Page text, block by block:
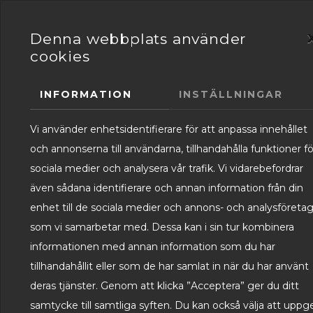
HEM
Denna webbplats använder
cookies
INFORMATION INSTÄLLNINGAR
Vi använder enhetsidentifierare för att anpassa innehållet
och annonserna till användarna, tillhandahålla funktioner
sociala medier och analysera vår trafik. Vi vidarebefordrar
även sådana identifierare och annan information från din
enhet till de sociala medier och annons- och analysföretag
som vi samarbetar med. Dessa kan i sin tur kombinera
informationen med annan information som du har
tillhandahållit eller som de har samlat in när du har använt
deras tjänster. Genom att klicka ”Acceptera” ger du ditt
samtycke till samtliga syften. Du kan också välja att